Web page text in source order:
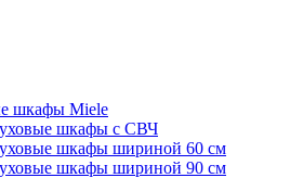
шкафы Miele
шкафы с СВЧ
шкафы шириной 60 см
шкафы шириной 90 см